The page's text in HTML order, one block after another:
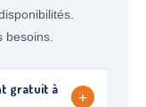
besoins.
gratuit à
+